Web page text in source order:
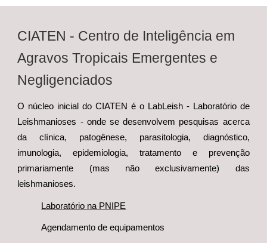
CIATEN - Centro de Inteligência em
Agravos Tropicais Emergentes e
Negligenciados
O núcleo inicial do CIATEN é o LabLeish - Laboratório de
Leishmanioses - onde se desenvolvem pesquisas acerca
da clínica, patogênese, parasitologia, diagnóstico,
imunologia, epidemiologia, tratamento e prevenção
primariamente (mas não exclusivamente) das
leishmanioses.
Laboratório na PNIPE
Agendamento de equipamentos